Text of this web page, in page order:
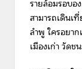
รายล้อมรอบอ
สามารถเดินเ
ลำพู ใครอยา
เมืองเก่า วัด